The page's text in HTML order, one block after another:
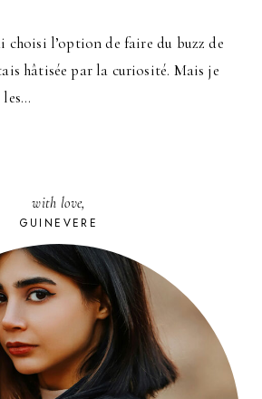
choisi l’option de faire du buzz de
hâtisée par la curiosité. Mais je
les…
with love,
GUINEVERE